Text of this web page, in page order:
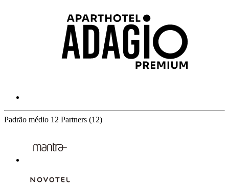
Padrão médio 12 Partners (12)